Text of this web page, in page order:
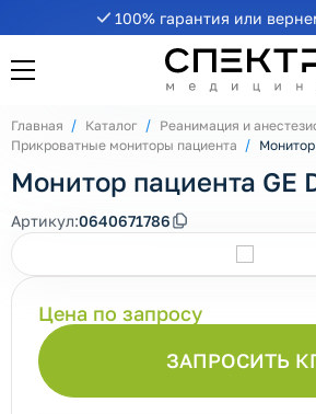
100% гарантия или
Главная Каталог
Реанимация и
Прикроватные мониторы пациента
Монитор
Монитор пациента GE
Артикул:0640671786
ЗАПРОСИТЬ
Цена по запросу